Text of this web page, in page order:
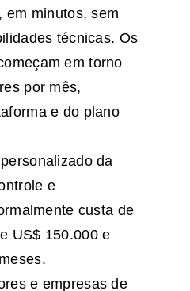
em minutos, sem
técnicas. Os
em torno
por mês,
e do plano
da
e
custa de
US$ 150.000 e
e empresas de